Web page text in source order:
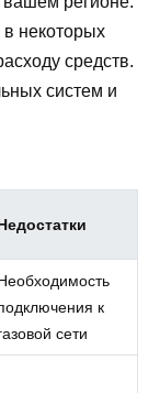
некоторых
средств.
систем и
к
сети